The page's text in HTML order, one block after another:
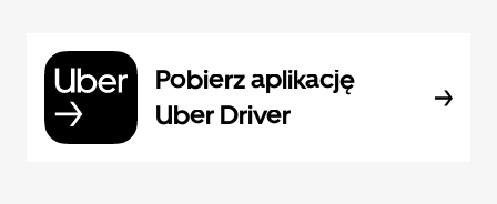
Pobierz aplikację
Uber Driver